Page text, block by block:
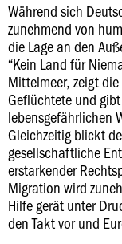
Während sich
zunehmend von
die Lage an den
“Kein Land für
Mittelmeer, zeigt
Geflüchtete und
lebensgefährlichen
Gleichzeitig blickt
gesellschaftliche
erstarkender
Migration wird
Hilfe gerät unter
den Takt vor und